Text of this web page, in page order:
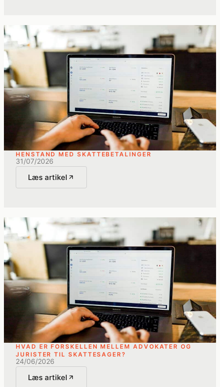
HENSTAND MED SKATTEBETALINGER
31/07/2026
Læs artikel
HVAD ER FORSKELLEN MELLEM ADVOKATER OG
JURISTER TIL SKATTESAGER?
24/06/2026
Læs artikel